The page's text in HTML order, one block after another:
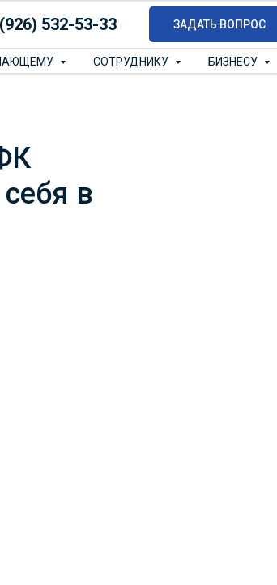
532-53-33 ЗАДАТЬ ВОПРОС
СОТРУДНИКУ БИЗНЕСУ
в